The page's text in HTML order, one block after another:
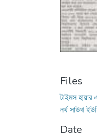
Files
টাইমস হায়ার
নর্থ সাউথ
Date